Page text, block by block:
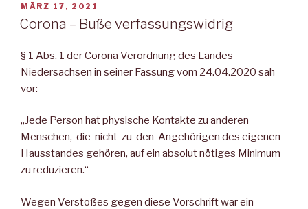
VERÖFFENTLICHT
AM
MÄRZ 17, 2021
Corona – Buße verfassungswidrig
§ 1 Abs. 1 der Corona Verordnung des Landes
Niedersachsen in seiner Fassung vom 24.04.2020 sah
vor:
„Jede Person hat physische Kontakte zu anderen
Menschen, die nicht zu den Angehörigen des eigenen
Hausstandes gehören, auf ein absolut nötiges Minimum
zu reduzieren.“
Wegen Verstoßes gegen diese Vorschrift war ein